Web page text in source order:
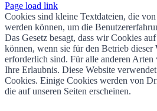
Page load link
Cookies sind kleine Textdateien, die
werden können, um die
Das Gesetz besagt, dass wir Cookies
können, wenn sie für den Betrieb dieser
erforderlich sind. Für alle anderen
Ihre Erlaubnis. Diese Website
Cookies. Einige Cookies werden von
die auf unseren Seiten erscheinen.